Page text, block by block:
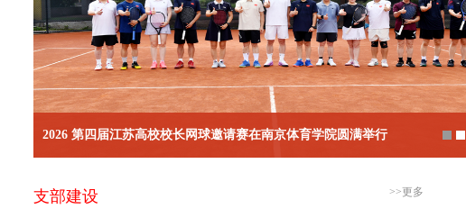
2026 第四届江苏高校校长网球邀请赛在南京体育学院圆满举行
支部建设 >>更多